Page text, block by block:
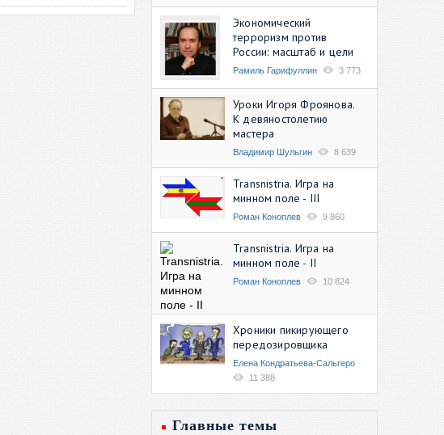
Экономический
терроризм против
России: масштаб и цели
Рамиль Гарифуллин 3 773
Уроки Игоря Фроянова.
К девяностолетию
мастера
Владимир Шульгин 8 639
Transnistria. Игра на
минном поле - III
Роман Коноплев 9 860
Transnistria. Игра на
минном поле - II
Роман Коноплев 10 824
Хроники пикирующего
передозировщика
Елена Кондратьева-Сальгеро
11 388
Главные темы